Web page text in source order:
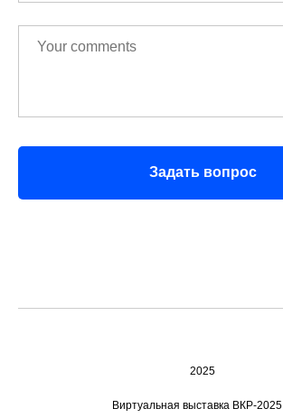
Задать вопрос
2025
Виртуальная выставка ВКР-2025